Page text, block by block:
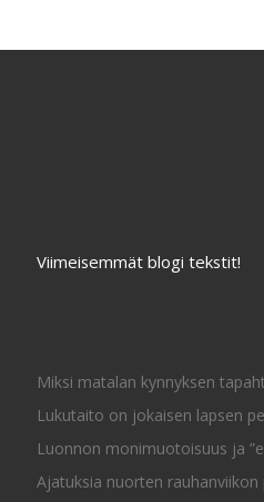
Viimeisemmät blogi tekstit!
Miksi matalan kynnyksen
Lukutaito on jokaisen lapsen
Luonnon monimuotoisuus ja
Ajatuksia nuorten rauhanviikon